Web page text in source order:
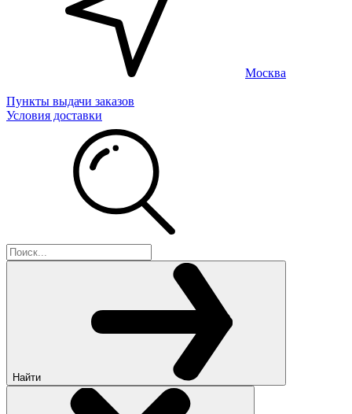
Москва
Пункты выдачи заказов
Условия доставки
Найти